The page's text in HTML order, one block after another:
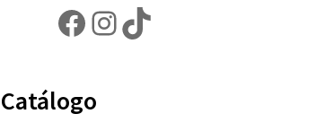
Facebook
Instagram
TikTok
Catálogo